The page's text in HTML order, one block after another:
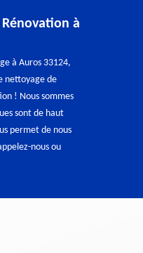
à
à Auros 33124,
nettoyage de
! Nous sommes
sont de haut
permet de nous
nous ou